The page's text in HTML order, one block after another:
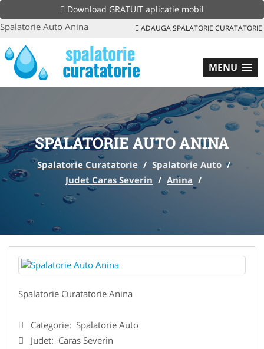
Download GRATUIT aplicatie mobil
Spalatorie Auto Anina ADAUGA SPALATORIE CURATATORIE
MENU
SPALATORIE AUTO ANINA
Spalatorie Curatatorie / Spalatorie Auto /
Judet Caras Severin / Anina /
Spalatorie Curatatorie Anina
Categorie: Spalatorie Auto
Judet: Caras Severin